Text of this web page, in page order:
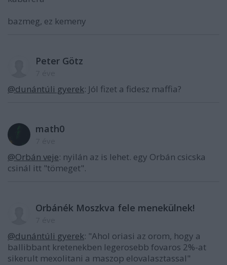
bazmeg, ez kemeny
Peter Götz
@dunántúli gyerek: Jól fizet a fidesz maffia?
math0
@Orbán veje: nyilán az is lehet. egy Orbán csicska
csinál itt "tömeget".
Orbánék Moszkva fele menekülnek!
@dunántúli gyerek: "Ahol oriasi az orom, hogy a
ballibbant kretenekben legerosebb fovaros 2%-at
sikerult mexolitani a maszop elovalasztassal"